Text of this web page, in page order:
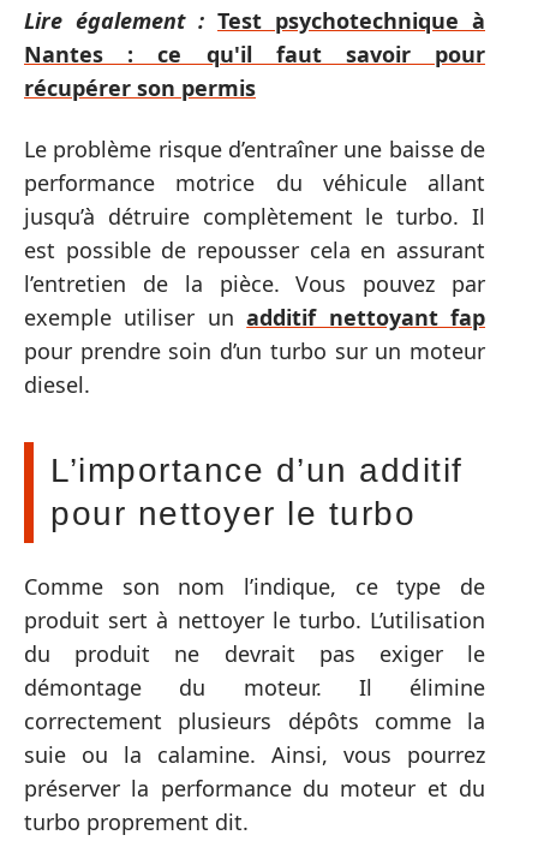
Lire également : Test psychotechnique à
Nantes : ce qu'il faut savoir pour
récupérer son permis
Le problème risque d’entraîner une baisse de
performance motrice du véhicule allant
jusqu’à détruire complètement le turbo. Il
est possible de repousser cela en assurant
l’entretien de la pièce. Vous pouvez par
exemple utiliser unadditif nettoyant fap
pour prendre soin d’un turbo sur un moteur
diesel.
L’importance d’un additif
pour nettoyer le turbo
Comme son nom l’indique, ce type de
produit sert à nettoyer le turbo. L’utilisation
du produit ne devrait pas exiger le
démontage du moteur. Il élimine
correctement plusieurs dépôts comme la
suie ou la calamine. Ainsi, vous pourrez
préserver la performance du moteur et du
turbo proprement dit.